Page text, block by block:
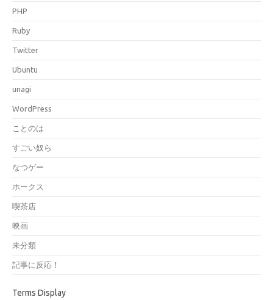
PHP
Ruby
Twitter
Ubuntu
unagi
WordPress
ことのは
すごい奴ら
なつゲー
ホークス
喫茶店
映画
未分類
記事に反応！
Terms Display